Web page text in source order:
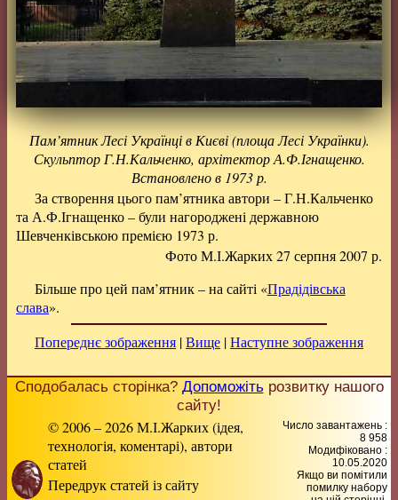
Пам’ятник Лесі Українці в Києві (площа Лесі Українки).
Скульптор Г.Н.Кальченко, архітектор А.Ф.Ігнащенко.
Встановлено в 1973 р.
За створення цього пам’ятника автори – Г.Н.Кальченко
та А.Ф.Ігнащенко – були нагороджені державною
Шевченківською премією 1973 р.
Фото М.І.Жарких 27 серпня 2007 р.
Більше про цей пам’ятник – на сайті «Прадідівська
слава».
Попереднє зображення |Вище |Наступне зображення
Сподобалась сторінка? Допоможітьрозвитку нашого
сайту!
© 2006 – 2026 М.І.Жарких (ідея,
технологія, коментарі), автори
статей
Передрук статей із сайту
Число завантажень :
8 958
Модифіковано :
10.05.2020
Якщо ви помітили
помилку набору